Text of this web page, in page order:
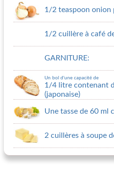
1/2 teaspoon onion
1/2 cuillère à café
GARNITURE:
Un bol d'une capacité de
1/4 litre contenant
(japonaise)
Une tasse de 60 ml
2 cuillères à soupe